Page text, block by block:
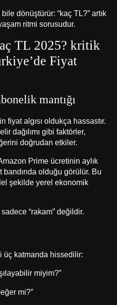
dönüştürür: “kaç TL?” artık
ritmi sorusudur.
TL 2025? kritik
Fiyat
mantığı
fiyat algısı oldukça hassastır.
dağılımı gibi faktörler,
doğrudan etkiler.
Prime ücretinin aylık
olduğu görülür. Bu
şekilde yerel ekonomik
“rakam” değildir.
üç katmanda hissedilir:
miyim?”
mi?”